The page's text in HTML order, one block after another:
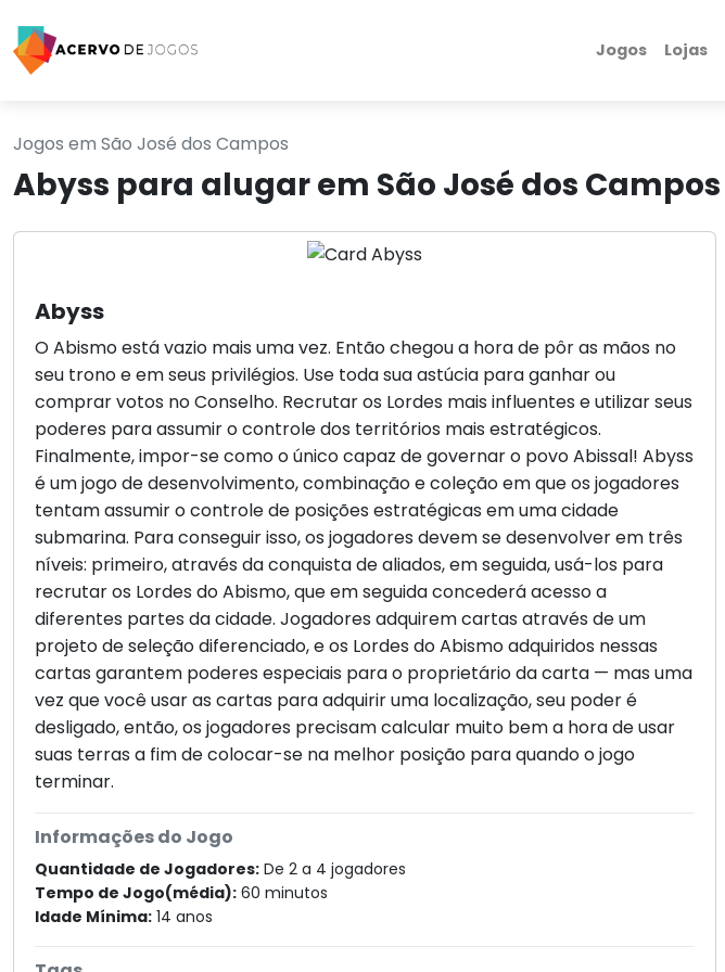
Jogos Lojas
Jogos em São José dos Campos
Abyss para alugar em São José dos Campos
Abyss
O Abismo está vazio mais uma vez. Então chegou a hora de pôr as mãos no
seu trono e em seus privilégios. Use toda sua astúcia para ganhar ou
comprar votos no Conselho. Recrutar os Lordes mais influentes e utilizar seus
poderes para assumir o controle dos territórios mais estratégicos.
Finalmente, impor-se como o único capaz de governar o povo Abissal! Abyss
é um jogo de desenvolvimento, combinação e coleção em que os jogadores
tentam assumir o controle de posições estratégicas em uma cidade
submarina. Para conseguir isso, os jogadores devem se desenvolver em três
níveis: primeiro, através da conquista de aliados, em seguida, usá-los para
recrutar os Lordes do Abismo, que em seguida concederá acesso a
diferentes partes da cidade. Jogadores adquirem cartas através de um
projeto de seleção diferenciado, e os Lordes do Abismo adquiridos nessas
cartas garantem poderes especiais para o proprietário da carta — mas uma
vez que você usar as cartas para adquirir uma localização, seu poder é
desligado, então, os jogadores precisam calcular muito bem a hora de usar
suas terras a fim de colocar-se na melhor posição para quando o jogo
terminar.
Informações do Jogo
Quantidade de Jogadores: De 2 a 4 jogadores
Tempo de Jogo(média): 60 minutos
Idade Mínima: 14 anos